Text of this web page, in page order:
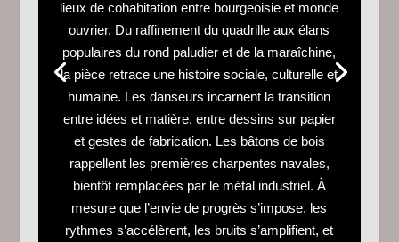
lieux de cohabitation entre bourgeoisie et monde
ouvrier. Du raffinement du quadrille aux élans
populaires du rond paludier et de la maraîchine,
la pièce retrace une histoire sociale, culturelle et
humaine. Les danseurs incarnent la transition
entre idées et matière, entre dessins sur papier
et gestes de fabrication. Les bâtons de bois
rappellent les premières charpentes navales,
bientôt remplacées par le métal industriel. À
mesure que l’envie de progrès s’impose, les
rythmes s’accélèrent, les bruits s’amplifient, et